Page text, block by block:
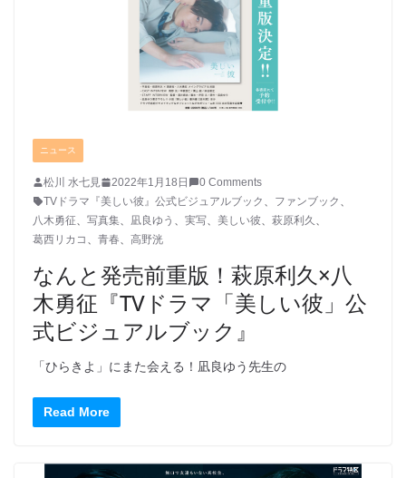
ニュース
松川 水七見 2022年1月18日
0 Comments
TVドラマ『美しい彼』公式ビジュアルブック
ファンブック
八木勇征
写真集 凪良ゆう 実写 美しい彼 萩原利久
葛西リカコ
青春 高野洸
なんと発売前重版！萩原利久×八
木勇征『TVドラマ「美しい彼」公
式ビジュアルブック』
「ひらきよ」にまた会える！凪良ゆう先生の
Read More